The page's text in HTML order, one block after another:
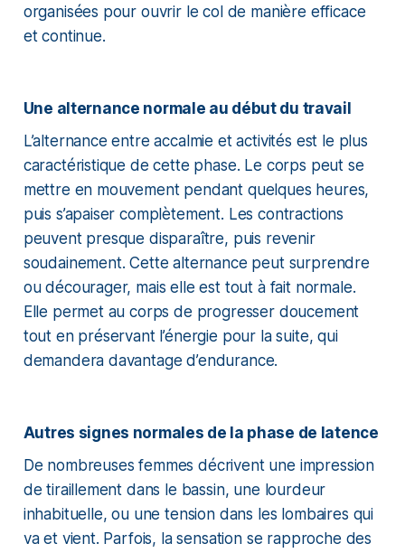
organisées pour ouvrir le col de manière efficace
et continue.
Une alternance normale au début du travail
L’alternance entre accalmie et activités est le plus
caractéristique de cette phase. Le corps peut se
mettre en mouvement pendant quelques heures,
puis s’apaiser complètement. Les contractions
peuvent presque disparaître, puis revenir
soudainement. Cette alternance peut surprendre
ou décourager, mais elle est tout à fait normale.
Elle permet au corps de progresser doucement
tout en préservant l’énergie pour la suite, qui
demandera davantage d’endurance.
Autres signes normales de la phase de latence
De nombreuses femmes décrivent une impression
de tiraillement dans le bassin, une lourdeur
inhabituelle, ou une tension dans les lombaires qui
va et vient. Parfois, la sensation se rapproche des